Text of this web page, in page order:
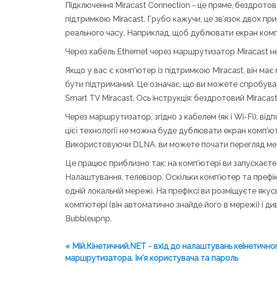
Підключення Miracast Connection - це пряме,
підтримкою Miracast. Грубо кажучи, це зв’язок двох
реального часу. Наприклад, щоб дублювати екран
Через кабель Ethernet через маршрутизатор Miracast
Якщо у вас є комп'ютер із підтримкою Miracast, він
бути підтриманий. Це означає, що ви можете
Smart TV Miracast. Ось інструкція: бездротовий
Через маршрутизатор, згідно з кабелем (як і Wi-Fi),
цієї технології не можна буде дублювати екран
Використовуючи DLNA, ви можете почати перегляд
Це працює приблизно так: на комп’ютері ви
Налаштування, телевізор. Оскільки комп'ютер та
одній локальній мережі. На префіксі ви розміщуєте
комп’ютері (він автоматично знайде його в мережі) і
Bubbleupnp.
« Мій.Кінетичний.NET - вхід до налаштувань
маршрутизатора. Ім'я користувача та пароль